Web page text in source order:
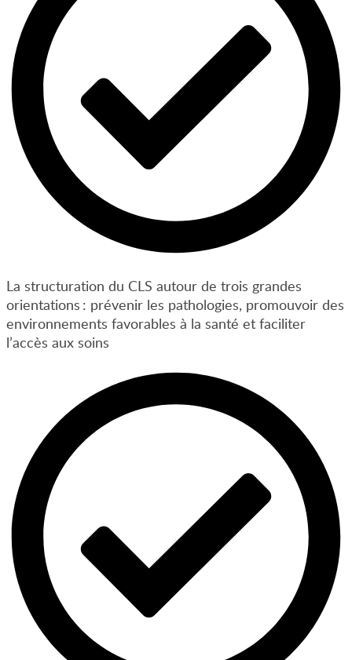
La structuration du CLS autour de trois grandes
orientations : prévenir les pathologies, promouvoir des
environnements favorables à la santé et faciliter
l’accès aux soins